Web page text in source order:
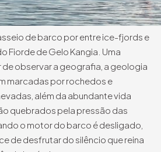
de barco por entre ice-fjords e
Fiorde de Gelo Kangia. Uma
observar a geografia, a geologia
marcadas por rochedos e
além da abundante vida
quebrados pela pressão das
o motor do barco é desligado,
de desfrutar do silêncio que reina